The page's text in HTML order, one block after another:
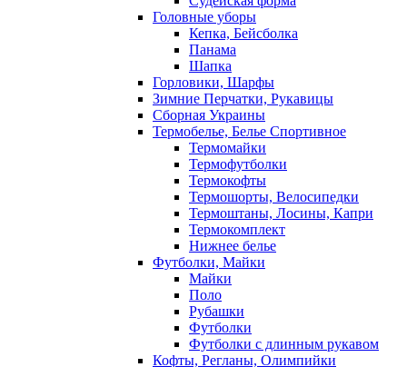
Головные уборы
Кепка, Бейсболка
Панама
Шапка
Горловики, Шарфы
Зимние Перчатки, Рукавицы
Сборная Украины
Термобелье, Белье Спортивное
Термомайки
Термофутболки
Термокофты
Термошорты, Велосипедки
Термоштаны, Лосины, Капри
Термокомплект
Нижнее белье
Футболки, Майки
Майки
Поло
Рубашки
Футболки
Футболки с длинным рукавом
Кофты, Регланы, Олимпийки